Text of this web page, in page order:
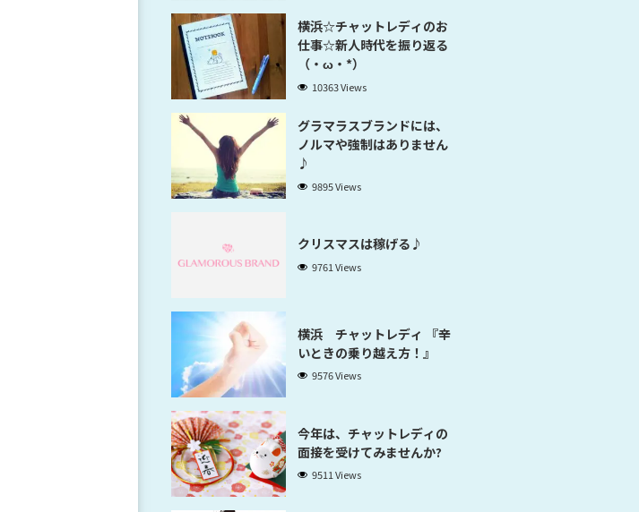
横浜☆チャットレディのお
仕事☆新人時代を振り返る
（・ω・*）
10363 Views
グラマラスブランドには、
ノルマや強制はありません
♪
9895 Views
クリスマスは稼げる♪
9761 Views
横浜 チャットレディ 『辛
いときの乗り越え方！』
9576 Views
今年は、チャットレディの
面接を受けてみませんか?
9511 Views